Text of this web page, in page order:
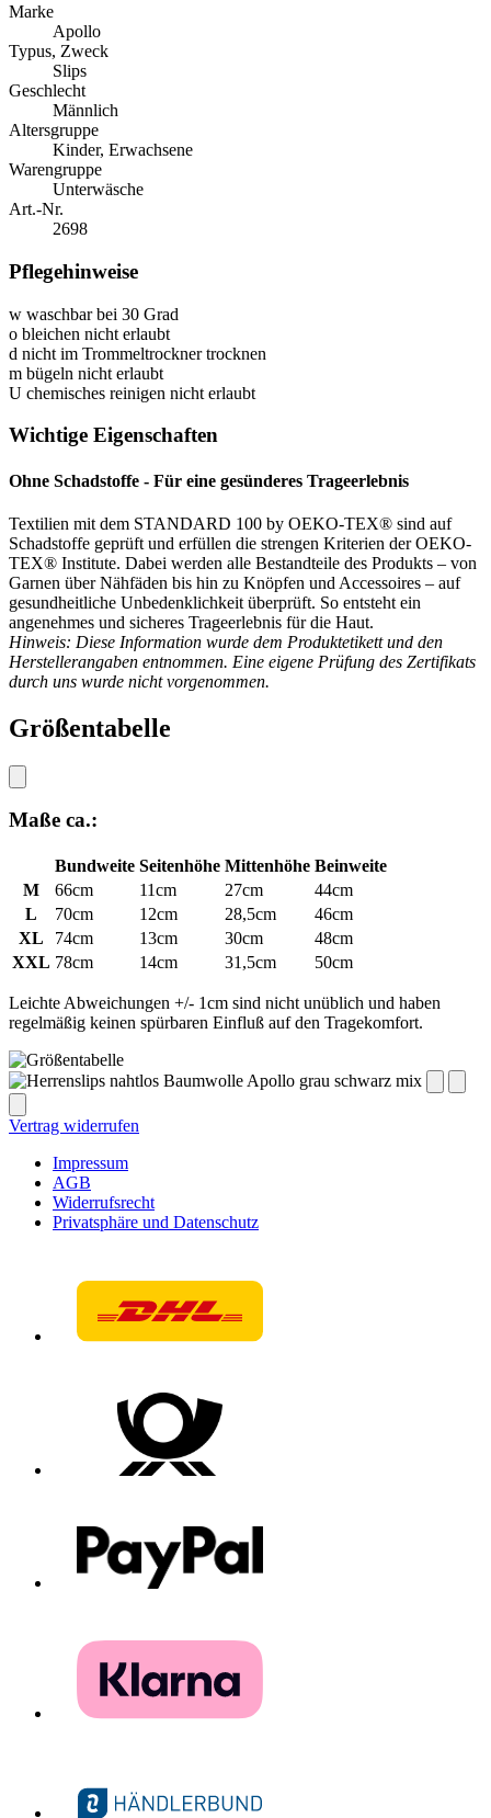
Marke
Apollo
Typus, Zweck
Slips
Geschlecht
Männlich
Altersgruppe
Kinder, Erwachsene
Warengruppe
Unterwäsche
Art.-Nr.
2698
Pflegehinweise
w waschbar bei 30 Grad
o bleichen nicht erlaubt
d nicht im Trommeltrockner trocknen
m bügeln nicht erlaubt
U chemisches reinigen nicht erlaubt
Wichtige Eigenschaften
Ohne Schadstoffe - Für eine gesünderes Trageerlebnis
Textilien mit dem STANDARD 100 by OEKO-TEX® sind auf
Schadstoffe geprüft und erfüllen die strengen Kriterien der OEKO-
TEX® Institute. Dabei werden alle Bestandteile des Produkts – von
Garnen über Nähfäden bis hin zu Knöpfen und Accessoires – auf
gesundheitliche Unbedenklichkeit überprüft. So entsteht ein
angenehmes und sicheres Trageerlebnis für die Haut.
Hinweis: Diese Information wurde dem Produktetikett und den
Herstellerangaben entnommen. Eine eigene Prüfung des Zertifikats
durch uns wurde nicht vorgenommen.
Größentabelle
Maße ca.:
Bundweite Seitenhöhe Mittenhöhe Beinweite
M
66cm 11cm 27cm
44cm
L
70cm 12cm 28,5cm
46cm
XL
74cm 13cm 30cm
48cm
XXL 78cm 14cm 31,5cm 50cm
Leichte Abweichungen +/- 1cm sind nicht unüblich und haben
regelmäßig keinen spürbaren Einfluß auf den Tragekomfort.
Vertrag widerrufen
Impressum
AGB
Widerrufsrecht
Privatsphäre und Datenschutz